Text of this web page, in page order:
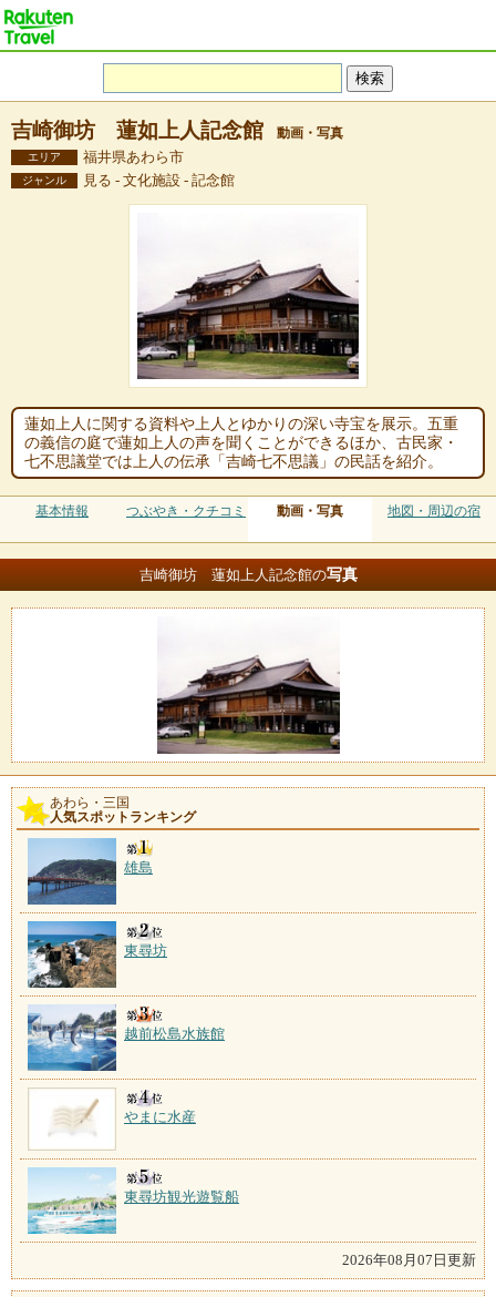
吉崎御坊 蓮如上人記念館 動画・写真
エリア 福井県あわら市
ジャンル 見る - 文化施設 - 記念館
蓮如上人に関する資料や上人とゆかりの深い寺宝を展示。五重
の義信の庭で蓮如上人の声を聞くことができるほか、古民家・
七不思議堂では上人の伝承「吉崎七不思議」の民話を紹介。
基本情報 つぶやき・クチコミ 動画・写真 地図・周辺の宿
吉崎御坊 蓮如上人記念館の写真
あわら・三国
人気スポットランキング
雄島
東尋坊
越前松島水族館
やまに水産
東尋坊観光遊覧船
2026年08月07日更新